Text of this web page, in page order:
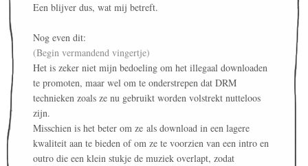
Een blijver dus, wat mij betreft.
Nog even dit:
(Begin vermandend vingertje)
Het is zeker niet mijn bedoeling om het illegaal downloaden
te promoten, maar wel om te onderstrepen dat DRM
technieken zoals ze nu gebruikt worden volstrekt nutteloos
zijn.
Misschien is het beter om ze als download in een lagere
kwaliteit aan te bieden of om ze te voorzien van een intro en
outro die een klein stukje de muziek overlapt, zodat